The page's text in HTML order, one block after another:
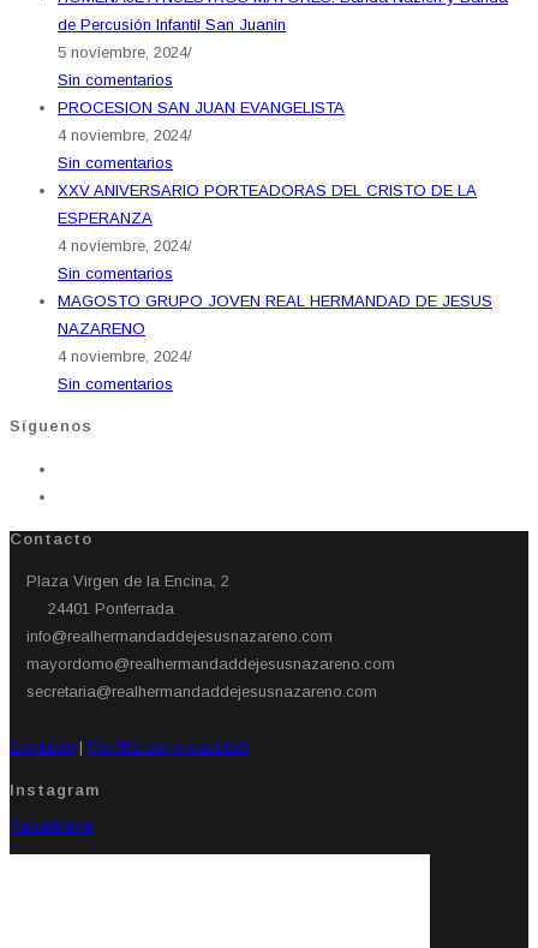
de Percusión Infantil San Juanin
5 noviembre, 2024/
Sin comentarios
PROCESION SAN JUAN EVANGELISTA
4 noviembre, 2024/
Sin comentarios
XXV ANIVERSARIO PORTEADORAS DEL CRISTO DE LA
ESPERANZA
4 noviembre, 2024/
Sin comentarios
MAGOSTO GRUPO JOVEN REAL HERMANDAD DE JESUS
NAZARENO
4 noviembre, 2024/
Sin comentarios
Síguenos
Contacto
Plaza Virgen de la Encina, 2
24401 Ponferrada​
info@realhermandaddejesusnazareno.com
mayordomo@realhermandaddejesusnazareno.com
secretaria@realhermandaddejesusnazareno.com
Contacto | Política de privacidad
Instagram
Facebook